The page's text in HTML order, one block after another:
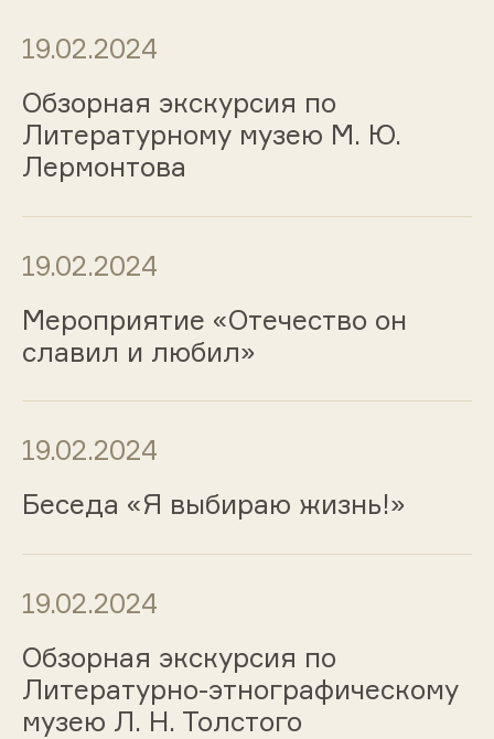
19.02.2024
Обзорная экскурсия по
Литературному музею М. Ю.
Лермонтова
19.02.2024
Мероприятие «Отечество он
славил и любил»
19.02.2024
Беседа «Я выбираю жизнь!»
19.02.2024
Обзорная экскурсия по
Литературно-этнографическому
музею Л. Н. Толстого